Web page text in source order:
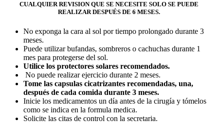
CUALQUIER REVISION QUE SE NECESITE SOLO SE PUEDE
REALIZAR DESPUÉS DE 6 MESES.
No exponga la cara al sol por tiempo prolongado durante 3
meses.
Puede utilizar bufandas, sombreros o cachuchas durante 1
mes para protegerse del sol.
Utilice los protectores solares recomendados.
No puede realizar ejercicio durante 2 meses.
Tome las capsulas cicatrizantes recomendadas, una,
después de cada comida durante 3 meses.
Inicie los medicamentos un día antes de la cirugía y tómelos
como se indica en la formula medica.
Solicite las citas de control con la secretaria.